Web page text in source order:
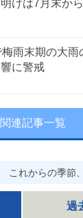
けは7月末か
梅雨末期の大
に警戒
関連記事一覧
これからの季節
過